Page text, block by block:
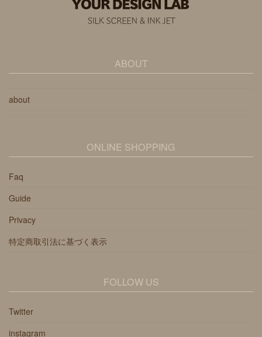
ABOUT
about
ONLINE SHOPPING
Faq
Guide
Privacy
特定商取引法に基づく表示
FOLLOW US
Twitter
instagram